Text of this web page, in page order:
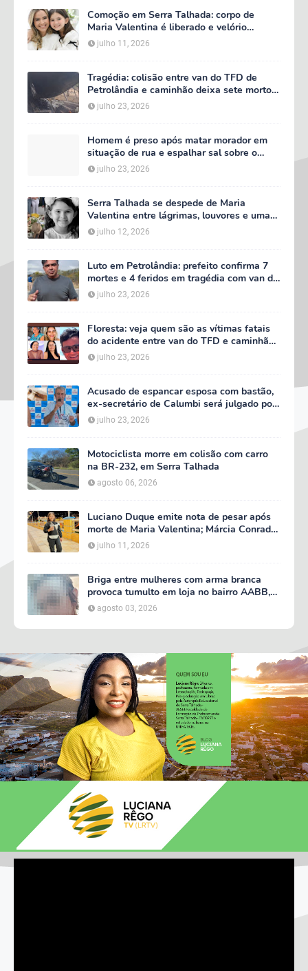
Comoção em Serra Talhada: corpo de
Maria Valentina é liberado e velório
começa às 5h deste domingo
julho 11, 2026
Tragédia: colisão entre van do TFD de
Petrolândia e caminhão deixa sete mortos
em Floresta
julho 23, 2026
Homem é preso após matar morador em
situação de rua e espalhar sal sobre o
corpo em Serra Talhada
julho 23, 2026
Serra Talhada se despede de Maria
Valentina entre lágrimas, louvores e uma
multidão que caminhou ao lado da família
julho 12, 2026
Luto em Petrolândia: prefeito confirma 7
mortes e 4 feridos em tragédia com van do
TFD e decreta três dias de luto oficial
julho 23, 2026
Floresta: veja quem são as vítimas fatais
do acidente entre van do TFD e caminhão
na PE-360
julho 23, 2026
Acusado de espancar esposa com bastão,
ex-secretário de Calumbi será julgado por
tentativa de feminicídio
julho 23, 2026
Motociclista morre em colisão com carro
na BR-232, em Serra Talhada
agosto 06, 2026
Luciano Duque emite nota de pesar após
morte de Maria Valentina; Márcia Conrado
decreta luto oficial de três dias em Serra
Talhada
julho 11, 2026
Briga entre mulheres com arma branca
provoca tumulto em loja no bairro AABB,
em Serra Talhada
agosto 03, 2026